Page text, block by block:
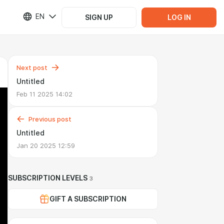
EN SIGN UP LOG IN
Next post
Untitled
Feb 11 2025 14:02
Previous post
Untitled
Jan 20 2025 12:59
SUBSCRIPTION LEVELS 3
GIFT A SUBSCRIPTION